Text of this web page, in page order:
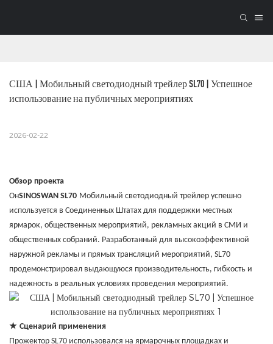
США | Мобильный светодиодный трейлер SL70 | Успешное
использование на публичных мероприятиях
2026-02-22
Обзор проекта
ОнSINOSWAN SL70 Мобильный светодиодный трейлер успешно
используется в Соединенных Штатах для поддержки местных
ярмарок, общественных мероприятий, рекламных акций в СМИ и
общественных собраний. Разработанный для высокоэффективной
наружной рекламы и прямых трансляций мероприятий, SL70
продемонстрировал выдающуюся производительность, гибкость и
надежность в реальных условиях проведения мероприятий.
★ Сценарий применения
Прожектор SL70 использовался на ярмарочных площадках и